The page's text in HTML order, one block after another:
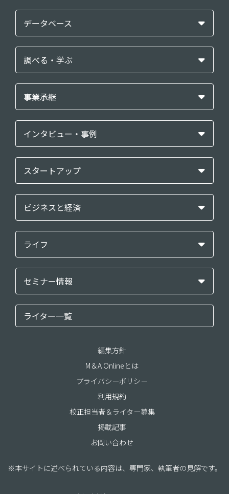
データベース
調べる・学ぶ
事業承継
インタビュー・事例
スタートアップ
ビジネスと経済
ライフ
セミナー情報
ライター一覧
編集方針
M＆A Onlineとは
プライバシーポリシー
利用規約
校正担当者＆ライター募集
掲載記事
お問い合わせ
※本サイトに述べられている内容は、専門家、執筆者の見解です。